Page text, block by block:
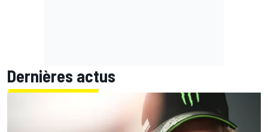
Dernières actus